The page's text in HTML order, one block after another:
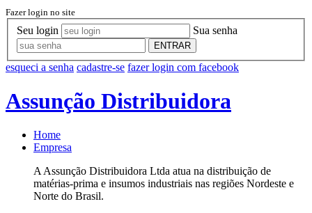
Fazer login no site
Seu login Sua senha
ENTRAR
esqueci a senha cadastre-se fazer login com facebook
Assunção Distribuidora
Home
Empresa
A Assunção Distribuidora Ltda atua na distribuição de
matérias-prima e insumos industriais nas regiões Nordeste e
Norte do Brasil.